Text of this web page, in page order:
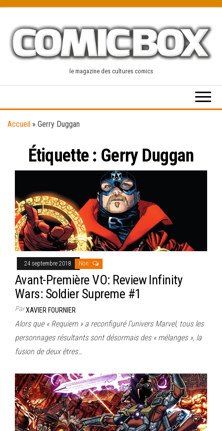
content
le magazine des cultures comics
Accueil » Gerry Duggan
Étiquette : Gerry Duggan
24 septembre 2018 Non
Avant-Première VO: Review Infinity
Wars: Soldier Supreme #1
ParXAVIER FOURNIER
Alors que « Requiem » a reconfiguré l’univers Marvel, tous les
personnages résultants sont désormais des « mélanges », la
fusion de deux êtres…